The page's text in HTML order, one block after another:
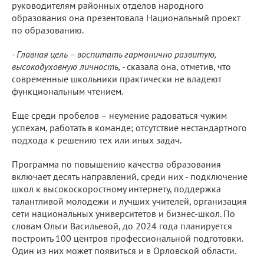
руководителям районных отделов народного
образования она презентовала Национальный проект
по образованию.
- Главная цель – воспитать гармонично развитую,
высокодуховную личность, -сказала она, отметив, что
современные школьники практически не владеют
функциональным чтением.
Еще среди пробелов – неумение радоваться чужим
успехам, работать в команде; отсутствие нестандартного
подхода к решению тех или иных задач.
Программа по повышению качества образования
включает десять направлений, среди них - подключение
школ к высокоскоростному интернету, поддержка
талантливой молодежи и лучших учителей, организация
сети национальных университетов и бизнес-школ. По
словам Ольги Васильевой, до 2024 года планируется
построить 100 центров профессиональной подготовки.
Один из них может появиться и в Орловской области.